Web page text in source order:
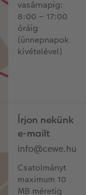
a
vasárnapig:
8:00 – 17:00
óráig
(ünnepnapok
kivételével)
Írjon nekünk
e-mailt
info@cewe.hu
Csatolmányt
maximum 10
MB méretig